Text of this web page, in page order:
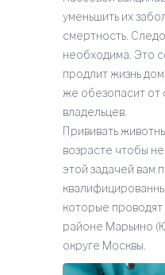
уменьшить их
смертность.
необходима. Это
продлит жизнь
же обезопасит от
владельцев.
Прививать
возрасте чтобы
этой задачей вам
которые
районе Марьино
округе Москвы.